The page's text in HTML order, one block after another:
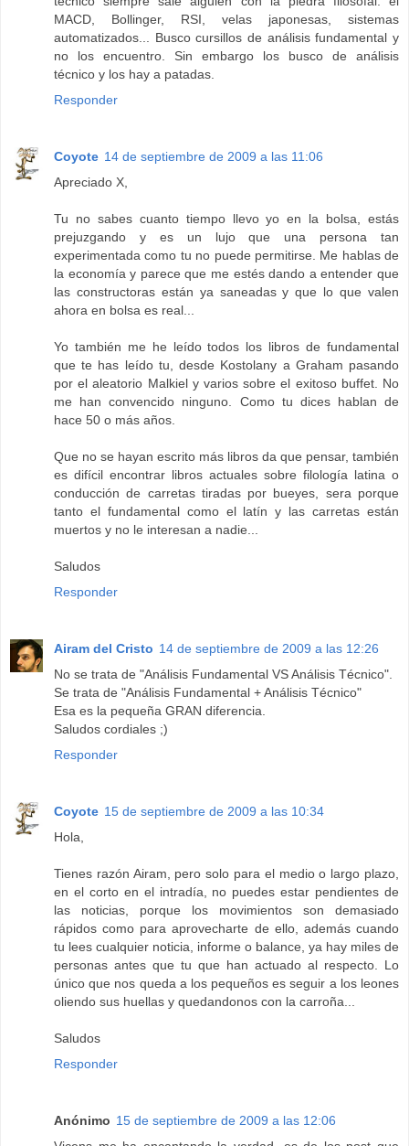
MACD, Bollinger, RSI, velas japonesas, sistemas
automatizados... Busco cursillos de análisis fundamental y
no los encuentro. Sin embargo los busco de análisis
técnico y los hay a patadas.
Responder
Coyote 14 de septiembre de 2009 a las 11:06
Apreciado X,
Tu no sabes cuanto tiempo llevo yo en la bolsa, estás
prejuzgando y es un lujo que una persona tan
experimentada como tu no puede permitirse. Me hablas de
la economía y parece que me estés dando a entender que
las constructoras están ya saneadas y que lo que valen
ahora en bolsa es real...
Yo también me he leído todos los libros de fundamental
que te has leído tu, desde Kostolany a Graham pasando
por el aleatorio Malkiel y varios sobre el exitoso buffet. No
me han convencido ninguno. Como tu dices hablan de
hace 50 o más años.
Que no se hayan escrito más libros da que pensar, también
es difícil encontrar libros actuales sobre filología latina o
conducción de carretas tiradas por bueyes, sera porque
tanto el fundamental como el latín y las carretas están
muertos y no le interesan a nadie...
Saludos
Responder
Airam del Cristo 14 de septiembre de 2009 a las 12:26
No se trata de "Análisis Fundamental VS Análisis Técnico".
Se trata de "Análisis Fundamental + Análisis Técnico"
Esa es la pequeña GRAN diferencia.
Saludos cordiales ;)
Responder
Coyote 15 de septiembre de 2009 a las 10:34
Hola,
Tienes razón Airam, pero solo para el medio o largo plazo,
en el corto en el intradía, no puedes estar pendientes de
las noticias, porque los movimientos son demasiado
rápidos como para aprovecharte de ello, además cuando
tu lees cualquier noticia, informe o balance, ya hay miles de
personas antes que tu que han actuado al respecto. Lo
único que nos queda a los pequeños es seguir a los leones
oliendo sus huellas y quedandonos con la carroña...
Saludos
Responder
Anónimo 15 de septiembre de 2009 a las 12:06